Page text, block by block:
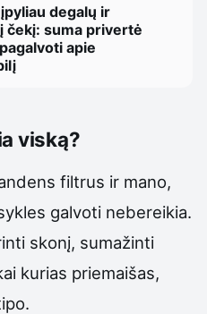
degalų ir
čekį: suma privertė
apie
viską?
filtrus ir mano,
galvoti nebereikia.
skonį, sumažinti
kurias priemaišas,